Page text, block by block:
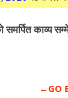
समर्पित काव्य
←GO